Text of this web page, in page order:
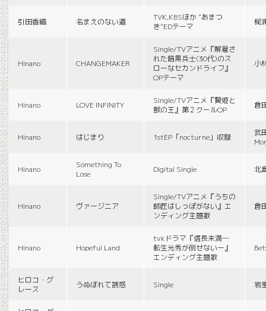
引田香織 名まえのない道
TVK,KBSほか “あまつ
き”EDテーマ
梶
Hinano CHANGEMAKER
Single/TVアニメ『解雇さ
れた暗黒兵士(30代)のス
ローなセカンドライフ』
OPテーマ
小
Hinano LOVE INFINITY
Single/TVアニメ『贄姫と
獣の王』第２クールOP
倉
Hinano はじまり 1stEP「nocturne」収録
武
Hinano
Something To
Lose
Digital Single 北
Hinano ヴァージニア
Single/TVアニメ『うちの
師匠はしっぽがない』エ
ンディング主題歌
倉
Hinano Hopeful Land
tvkドラマ『信長未満―
転生光秀が倒せないー』
エンディング主題歌
ヒロコ・グ
レース
うぬぼれて誘惑 Single 岩